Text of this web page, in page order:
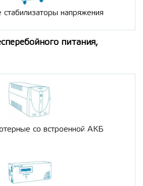
напряжения
питания,
со встроенной АКБ